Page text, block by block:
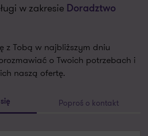
w zakresie Doradztwo
z Tobą w najbliższym dniu
o Twoich potrzebach i
naszą ofertę.
Poproś o kontakt